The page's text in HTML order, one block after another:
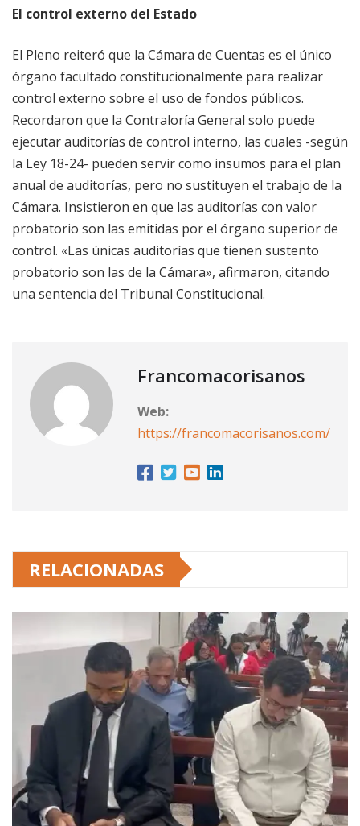
El control externo del Estado
El Pleno reiteró que la Cámara de Cuentas es el único
órgano facultado constitucionalmente para realizar
control externo sobre el uso de fondos públicos.
Recordaron que la Contraloría General solo puede
ejecutar auditorías de control interno, las cuales -según
la Ley 18-24- pueden servir como insumos para el plan
anual de auditorías, pero no sustituyen el trabajo de la
Cámara. Insistieron en que las auditorías con valor
probatorio son las emitidas por el órgano superior de
control. «Las únicas auditorías que tienen sustento
probatorio son las de la Cámara», afirmaron, citando
una sentencia del Tribunal Constitucional.
Francomacorisanos
Web:
https://francomacorisanos.com/
RELACIONADAS